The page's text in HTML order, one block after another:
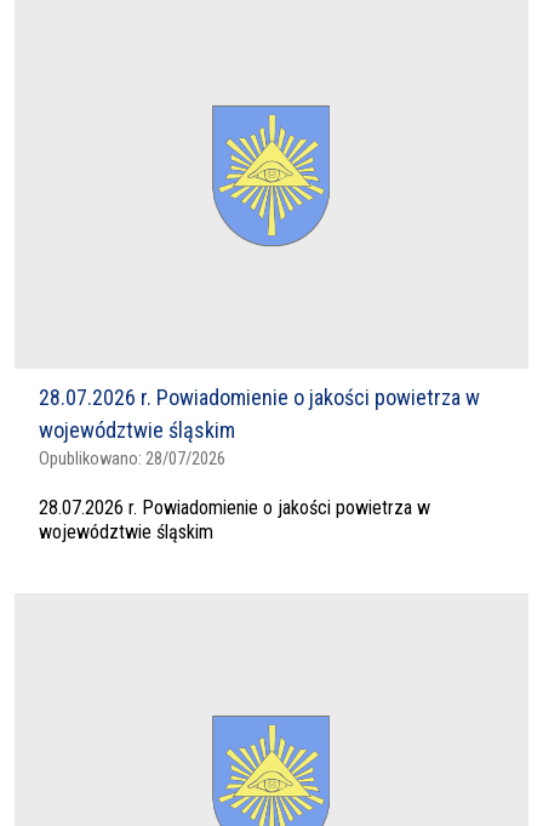
28.07.2026 r. Powiadomienie o jakości powietrza w
województwie śląskim
Opublikowano: 28/07/2026
28.07.2026 r. Powiadomienie o jakości powietrza w
województwie śląskim